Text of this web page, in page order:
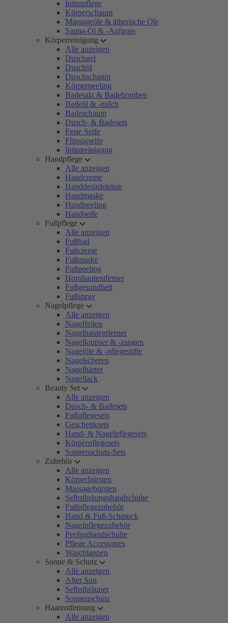
Intimpflege
Körperschaum
Massageöle & ätherische Öle
Sauna-Öl & -Aufguss
Körperreinigung
Alle anzeigen
Duschgel
Duschöl
Duschschaum
Körperpeeling
Badesalz & Badebomben
Badeöl & -milch
Badeschaum
Dusch- & Badesets
Feste Seife
Flüssigseife
Intimreinigung
Handpflege
Alle anzeigen
Handcreme
Handdesinfektion
Handmaske
Handpeeling
Handseife
Fußpflege
Alle anzeigen
Fußbad
Fußcreme
Fußmaske
Fußpeeling
Hornhautentferner
Fußgesundheit
Fußspray
Nagelpflege
Alle anzeigen
Nagelfeilen
Nagelhautentferner
Nagelknipser & -zangen
Nagelöle & -pflegestifte
Nagelscheren
Nagelhärter
Nagellack
Beauty Set
Alle anzeigen
Dusch- & Badesets
Fußpflegesets
Geschenksets
Hand- & Nagelpflegesets
Körperpflegesets
Sonnenschutz-Sets
Zubehör
Alle anzeigen
Körperbürsten
Massagebürsten
Selbstbräungshandschuhe
Fußpflegezubehör
Hand & Fuß-Schmuck
Nagelpflegezubehör
Peelinghandschuhe
Pflege Accessoires
Waschlappen
Sonne & Schutz
Alle anzeigen
After Sun
Selbstbräuner
Sonnenschutz
Haarentfernung
Alle anzeigen